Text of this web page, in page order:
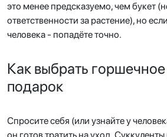
это менее предсказуемо, чем букет
ответственности за растение), но
человека - попадёте точно.
Как выбрать
подарок
Спросите себя (или узнайте у
он готов тратить на уход.